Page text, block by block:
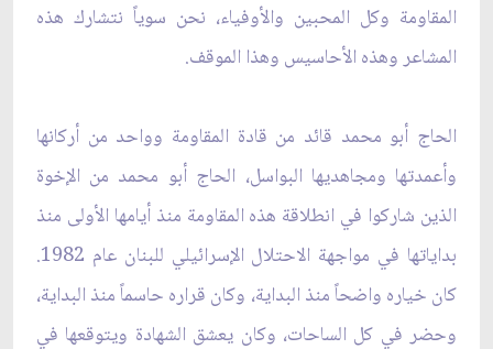
المقاومة وكل المحبين والأوفياء، نحن سوياً نتشارك هذه
المشاعر وهذه الأحاسيس وهذا الموقف.
الحاج أبو محمد قائد من قادة المقاومة وواحد من أركانها
وأعمدتها ومجاهديها البواسل، الحاج أبو محمد من الإخوة
الذين شاركوا في انطلاقة هذه المقاومة منذ أيامها الأولى منذ
بداياتها في مواجهة الاحتلال الإسرائيلي للبنان عام 1982.
كان خياره واضحاً منذ البداية، وكان قراره حاسماً منذ البداية،
وحضر في كل الساحات، وكان يعشق الشهادة ويتوقعها في